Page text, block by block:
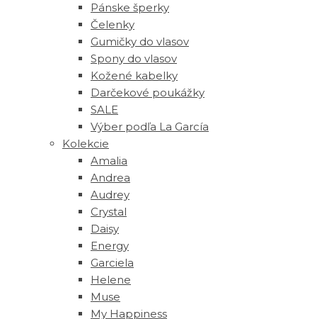
Pánske šperky
Čelenky
Gumičky do vlasov
Spony do vlasov
Kožené kabelky
Darčekové poukážky
SALE
Výber podľa La García
Kolekcie
Amalia
Andrea
Audrey
Crystal
Daisy
Energy
Garciela
Helene
Muse
‎My Happiness